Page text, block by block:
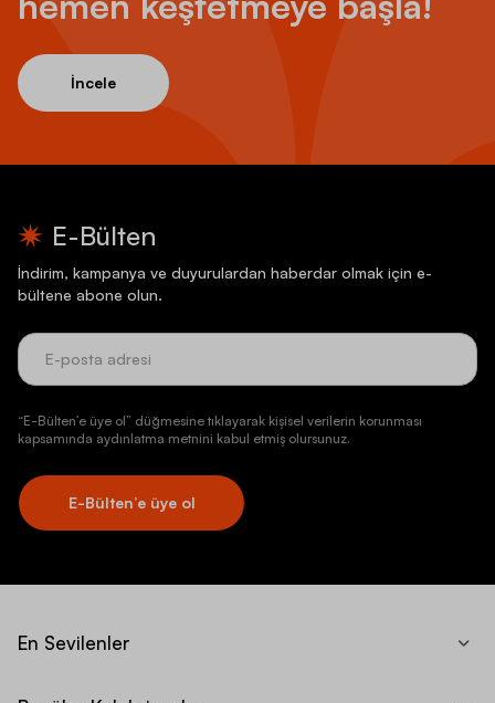
İncele
E-Bülten
İndirim, kampanya ve duyurulardan haberdar olmak için e-
bültene abone olun.
“E-Bülten’e üye ol” düğmesine tıklayarak kişisel verilerin korunması
kapsamında aydınlatma metnini kabul etmiş olursunuz.
E-Bülten’e üye ol
En Sevilenler